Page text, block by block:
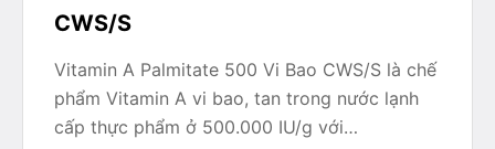
CWS/S
Vitamin A Palmitate 500 Vi Bao CWS/S là chế
phẩm Vitamin A vi bao, tan trong nước lạnh
cấp thực phẩm ở 500.000 IU/g với…